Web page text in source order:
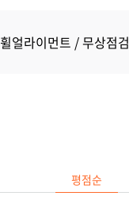
휠얼라이먼트 무상점검
평점순